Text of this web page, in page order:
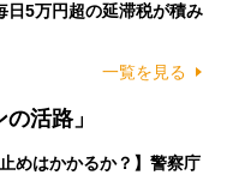
5万円超の延滞税が積み
一覧を見る
活路」
めはかかるか？】警察庁